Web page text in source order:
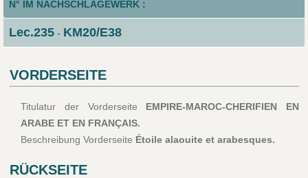
N° IM NACHSCHLAGEWERK :
Lec.235- KM20/E38
VORDERSEITE
Titulatur der Vorderseite EMPIRE-MAROC-CHERIFIEN EN
ARABE ET EN FRANÇAIS.
Beschreibung Vorderseite Étoile alaouite et arabesques.
RÜCKSEITE